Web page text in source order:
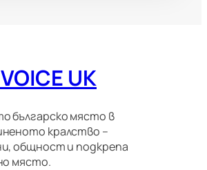
UK
българско място в
кралство –
общност и подкрепа
място.